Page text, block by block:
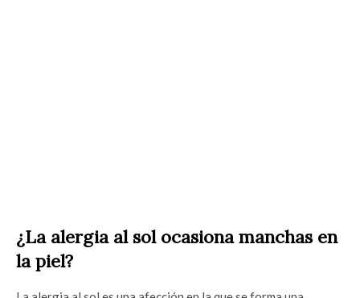
¿La alergia al sol ocasiona manchas en
la piel?